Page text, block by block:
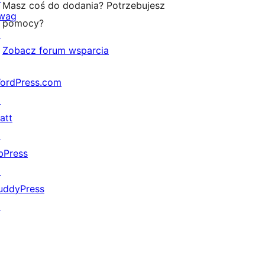
Masz coś do dodania? Potrzebujesz
pomocy?
Zobacz forum wsparcia